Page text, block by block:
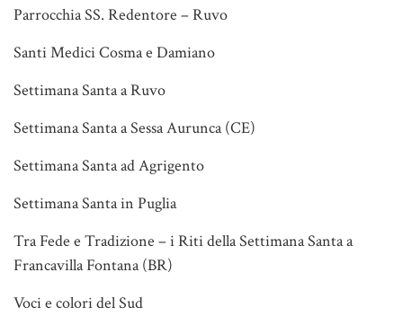
Parrocchia SS. Redentore – Ruvo
Santi Medici Cosma e Damiano
Settimana Santa a Ruvo
Settimana Santa a Sessa Aurunca (CE)
Settimana Santa ad Agrigento
Settimana Santa in Puglia
Tra Fede e Tradizione – i Riti della Settimana Santa a
Francavilla Fontana (BR)
Voci e colori del Sud